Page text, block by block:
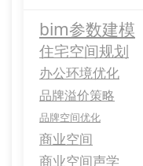
bim参数建模
住宅空间规划
办公环境优化
品牌溢价策略
品牌空间优化
商业空间
商业空间声学